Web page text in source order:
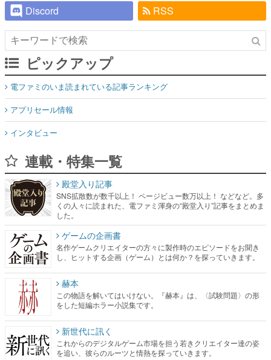
Discord
RSS
ピックアップ
電ファミのいま読まれている記事ランキング
アプリセール情報
インタビュー
連載・特集一覧
殿堂入り記事
SNS拡散数が数千以上！ ページビュー数万以上！ などなど。多
くの人々に読まれた、電ファミ渾身の“殿堂入り”記事をまとめま
した。
ゲームの企画書
名作ゲームクリエイターの方々に製作時のエピソードをお聞き
し、ヒットする企画（ゲーム）とは何か？を探っていきます。
赫本
この物語を解いてはいけない。『赫本』は、〈試験問題〉の形
をした短編ホラー小説集です。
新世代に訊く
これからのデジタルゲーム市場を担う若きクリエイター達の姿
を追い、彼らのルーツと情熱を探っていきます。